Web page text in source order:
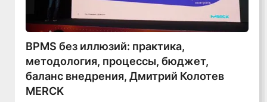
BPMS без иллюзий: практика,
методология, процессы, бюджет,
баланс внедрения, Дмитрий Колотев
MERCK